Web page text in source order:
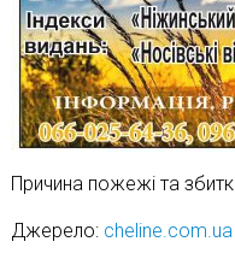
Причина пожежі та
Джерело: cheline.com.ua